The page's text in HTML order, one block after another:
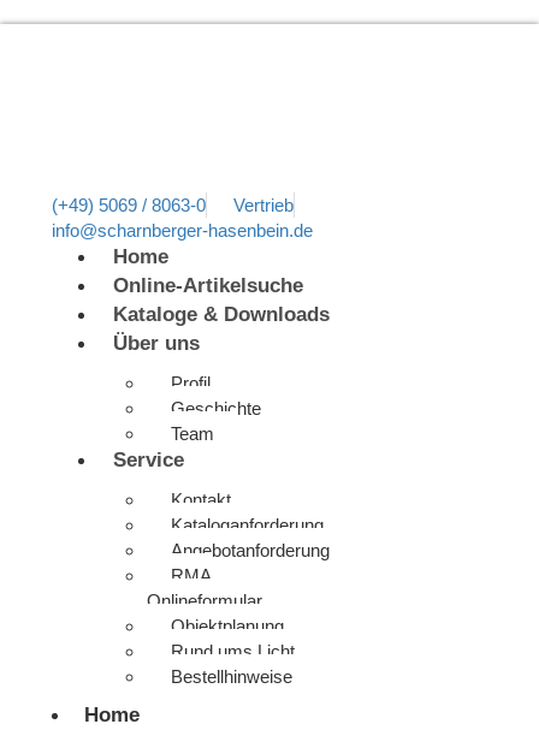
(+49) 5069 / 8063-0
Vertrieb
info@scharnberger-hasenbein.de
Home
Online-Artikelsuche
Kataloge & Downloads
Über uns
Profil
Geschichte
Team
Service
Kontakt
Kataloganforderung
Angebotanforderung
RMA
Onlineformular
Objektplanung
Rund ums Licht
Bestellhinweise
Home